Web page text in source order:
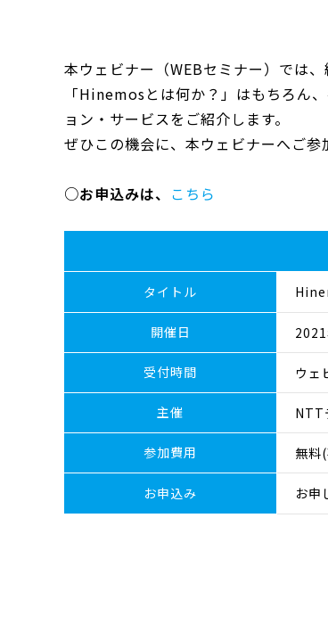
本ウェビナー（WEBセミナー）では
「Hinemosとは何か？」はもちろん
ョン・サービスをご紹介します。
ぜひこの機会に、本ウェビナーへご参
○お申込みは、 こちら
タイトル
開催日
受付時間 ウェ
主催 NTT
参加費用 無料
お申込み お申